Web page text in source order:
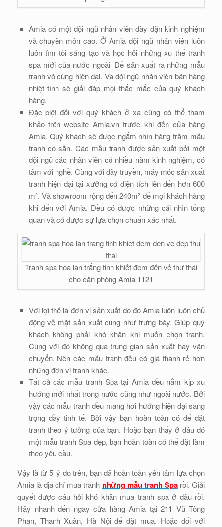
Amia có một đội ngũ nhân viên dày dặn kinh nghiệm
và chuyên môn cao. Ở Amia đội ngũ nhân viên luôn
luôn tìm tòi sáng tạo và học hỏi những xu thế tranh
spa mới của nước ngoài. Để sản xuất ra những mẫu
tranh vô cùng hiện đại. Và đội ngũ nhân viên bán hàng
nhiệt tình sẽ giải đáp mọi thắc mắc của quý khách
hàng.
Đặc biệt đối với quý khách ở xa cũng có thể tham
khảo trên website Amia.vn trước khi đến cửa hàng
Amia. Quý khách sẽ được ngắm nhìn hàng trăm mẫu
tranh có sẵn. Các mẫu tranh được sản xuất bởi một
đội ngũ các nhân viên có nhiều năm kinh nghiệm, có
tâm với nghề. Cùng với dây truyền, máy móc sản xuất
tranh hiện đại tại xưởng có diện tích lên đến hơn 600
m². Và showroom rộng đến 240m² để mọi khách hàng
khi đến với Amia. Đều có được những cái nhìn tổng
quan và có được sự lựa chọn chuẩn xác nhất.
Tranh spa hoa lan trắng tinh khiết đem đến vẻ thư thái
cho căn phòng Amia 1121
Với lợi thế là đơn vị sản xuất do đó Amia luôn luôn chủ
động về mặt sản xuất cũng như trưng bày. Giúp quý
khách không phải khó khăn khi muốn chọn tranh.
Cùng với đó không qua trung gian sản xuất hay vận
chuyển. Nên các mẫu tranh đều có giá thành rẻ hơn
những đơn vị tranh khác.
Tất cả các mẫu tranh Spa tại Amia đều nắm kịp xu
hướng mới nhất trong nước cũng như ngoài nước. Bởi
vậy các mẫu tranh đều mang hơi hướng hiện đại sang
trọng đầy tinh tế. Bởi vậy bạn hoàn toàn có để đặt
tranh theo ý tưởng của bạn. Hoặc bạn thấy ở đâu đó
một mẫu tranh Spa đẹp, bạn hoàn toàn có thể đặt làm
theo yêu cầu.
Vậy là từ 5 lý do trên, bạn đã hoàn toàn yên tâm lựa chọn
Amia là địa chỉ mua tranh những mẫu tranh Sparồi. Giải
quyết được câu hỏi khó khăn mua tranh spa ở đâu rồi.
Hãy nhanh đến ngay cửa hàng Amia tại 211 Vũ Tông
Phan, Thanh Xuân, Hà Nội để đặt mua. Hoặc đối với